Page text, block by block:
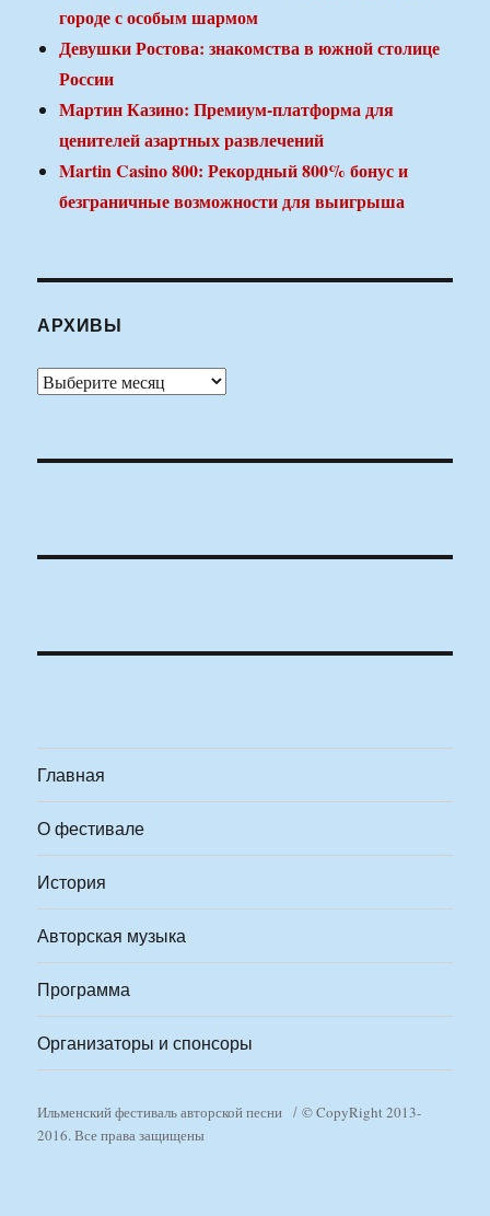
городе с особым шармом
Девушки Ростова: знакомства в южной столице
России
Мартин Казино: Премиум-платформа для
ценителей азартных развлечений
Martin Casino 800: Рекордный 800% бонус и
безграничные возможности для выигрыша
АРХИВЫ
Архивы
Главная
О фестивале
История
Авторская музыка
Программа
Организаторы и спонсоры
Ильменский фестиваль авторской песни
© CopyRight 2013-
2016. Все права защищены